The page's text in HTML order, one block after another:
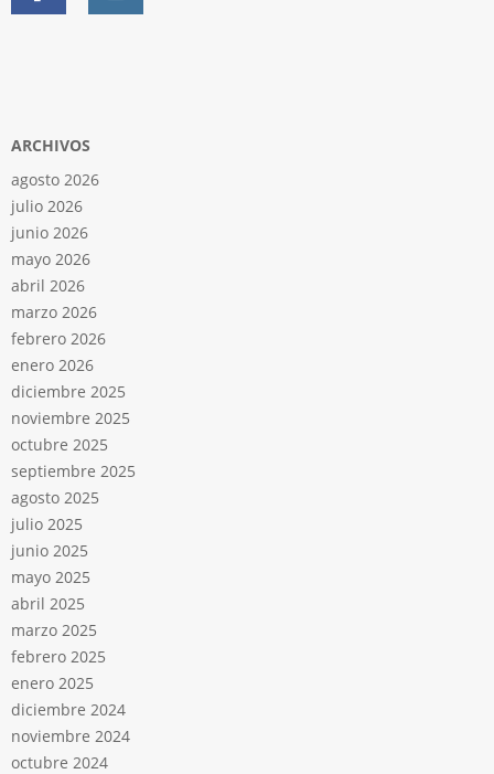
ARCHIVOS
agosto 2026
julio 2026
junio 2026
mayo 2026
abril 2026
marzo 2026
febrero 2026
enero 2026
diciembre 2025
noviembre 2025
octubre 2025
septiembre 2025
agosto 2025
julio 2025
junio 2025
mayo 2025
abril 2025
marzo 2025
febrero 2025
enero 2025
diciembre 2024
noviembre 2024
octubre 2024